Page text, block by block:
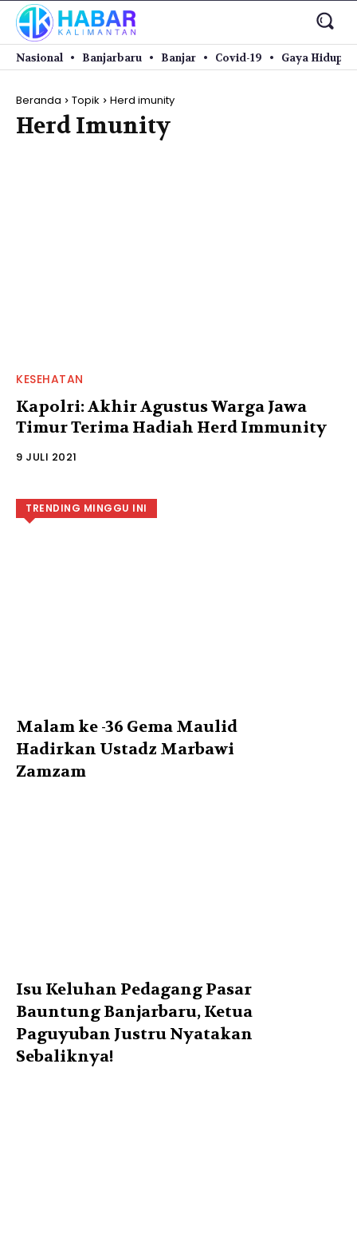
Nasional Banjarbaru Banjar Covid-19 Gaya Hidup
Beranda Topik Herd imunity
Herd Imunity
KESEHATAN
Kapolri: Akhir Agustus Warga Jawa
Timur Terima Hadiah Herd Immunity
9 JULI 2021
TRENDING MINGGU INI
Malam ke -36 Gema Maulid
Hadirkan Ustadz Marbawi
Zamzam
Isu Keluhan Pedagang Pasar
Bauntung Banjarbaru, Ketua
Paguyuban Justru Nyatakan
Sebaliknya!